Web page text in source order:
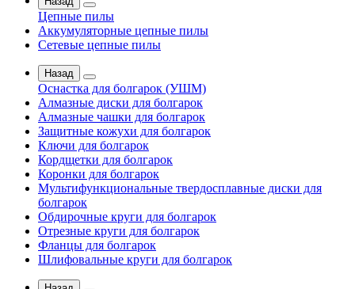
Цепные пилы
Аккумуляторные цепные пилы
Сетевые цепные пилы
Назад
Оснастка для болгарок (УШМ)
Алмазные диски для болгарок
Алмазные чашки для болгарок
Защитные кожухи для болгарок
Ключи для болгарок
Кордщетки для болгарок
Коронки для болгарок
Мультифункциональные твердосплавные диски для
болгарок
Обдирочные круги для болгарок
Отрезные круги для болгарок
Фланцы для болгарок
Шлифовальные круги для болгарок